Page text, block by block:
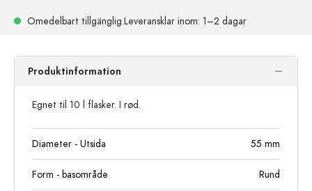
Omedelbart tillgänglig.Leveransklar inom: 1–2 dagar
Produktinformation
Egnet til 10 l flasker. I rød.
Diameter - Utsida 55 mm
Form - basområde Rund